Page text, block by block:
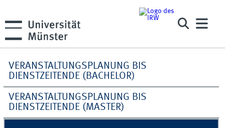
VERANSTALTUNGSPLANUNG BIS
DIENSTZEITENDE (BACHELOR)
VERANSTALTUNGSPLANUNG BIS
DIENSTZEITENDE (MASTER)